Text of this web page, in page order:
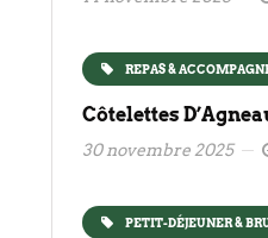
REPAS &
Côtelettes
30 novembre 2025
PETIT-DÉJEUNER &